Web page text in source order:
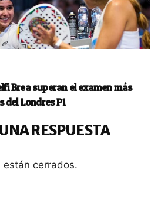
Brea superan el examen más
del Londres P1
RESPUESTA
están cerrados.